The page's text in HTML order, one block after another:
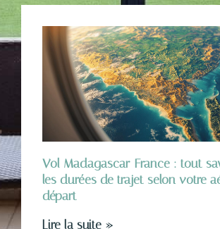
Vol Madagascar-France : tout
les durées de trajet selon votre
départ
Lire la suite »